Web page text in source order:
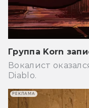
Группа Korn
Вокалист
Diablo.
РЕКЛАМА